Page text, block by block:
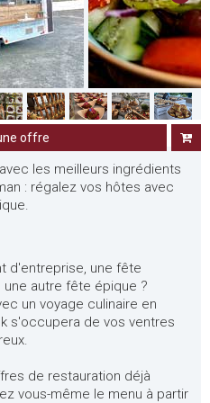
offre
les meilleurs ingrédients
: régalez vos hôtes avec
d'entreprise, une fête
une autre fête épique ?
un voyage culinaire en
s'occupera de vos ventres
de restauration déjà
vous-même le menu à partir